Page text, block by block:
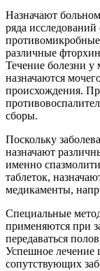
Назначают
ряда
различные
Течение болезни у
назначаются
происхождения.
сборы.
Поскольку
назначают
именно
таблеток,
медикаменты,
Специальные
применяются при
передаваться
Успешное лечение
сопутствующих